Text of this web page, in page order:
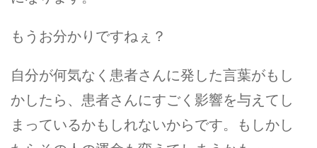
もうお分かりですねぇ？
自分が何気なく患者さんに発した言葉がもし
かしたら、患者さんにすごく影響を与えてし
まっているかもしれないからです。もしかし